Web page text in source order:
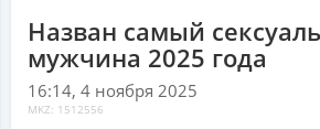
Назван самый
мужчина 2025 года
16:14, 4 ноября 2025
MKZ: 1512556